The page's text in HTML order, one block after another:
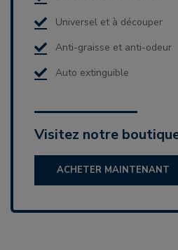
Universel et à découper
Anti-graisse et anti-odeur
Auto extinguible
Visitez notre
ACHETER MAINTENANT